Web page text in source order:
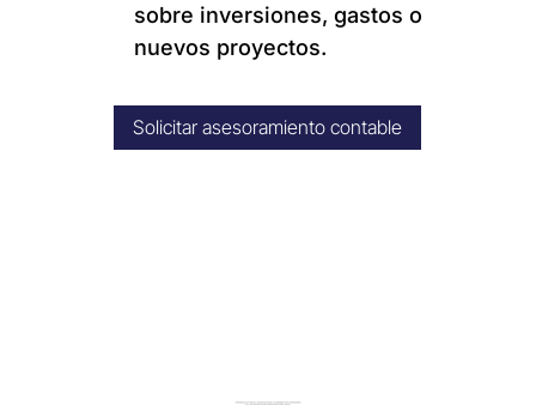
sobre inversiones, gastos o
nuevos proyectos.
Solicitar asesoramiento contable